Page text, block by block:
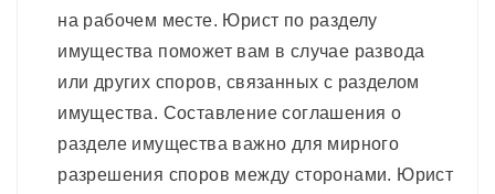
на рабочем месте. Юрист по разделу
имущества поможет вам в случае развода
или других споров, связанных с разделом
имущества. Составление соглашения о
разделе имущества важно для мирного
разрешения споров между сторонами. Юрист